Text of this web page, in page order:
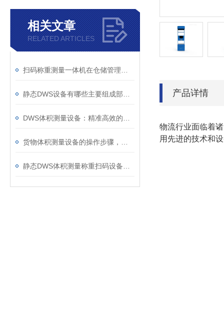
相关文章
RELATED ARTICLES
产品详情
物流行业面临着
用先进的技术和